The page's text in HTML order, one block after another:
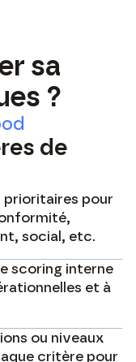
sa
?
de
prioritaires pour
social, etc.
scoring interne
et à
ou niveaux
critère pour